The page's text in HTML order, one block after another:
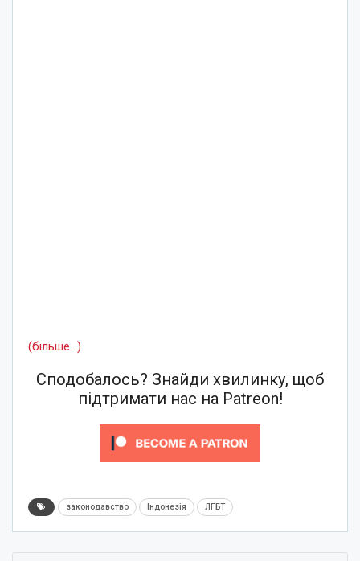
(більше…)
Сподобалось? Знайди хвилинку, щоб
підтримати нас на Patreon!
законодавство Індонезія ЛГБТ